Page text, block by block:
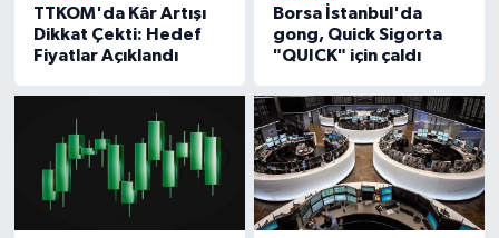
TTKOM'da Kâr Artışı
Dikkat Çekti: Hedef
Fiyatlar Açıklandı
Borsa İstanbul'da
gong, Quick Sigorta
"QUICK" için çaldı